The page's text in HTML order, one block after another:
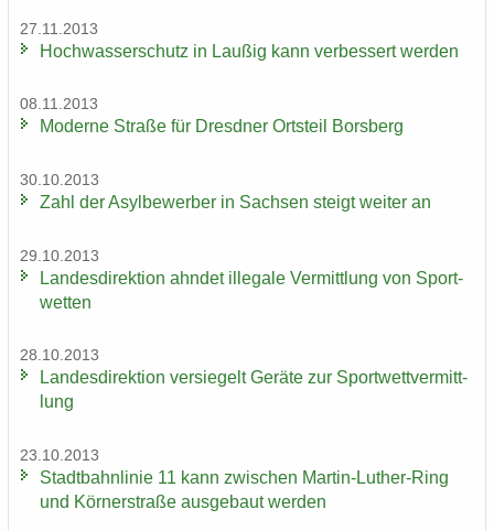
27.11.2013
Hoch­was­ser­schutz in Lau­ßig kann ver­bes­sert wer­den
08.11.2013
Mo­der­ne Stra­ße für Dresd­ner Orts­teil Borsberg
30.10.2013
Zahl der Asyl­be­wer­ber in Sach­sen steigt wei­ter an
29.10.2013
Lan­des­di­rek­ti­on ahn­det il­le­ga­le Ver­mitt­lung von Sport­
wet­ten
28.10.2013
Lan­des­di­rek­ti­on ver­sie­gelt Ge­rä­te zur Sport­wett­ver­mitt­
lung
23.10.2013
Stadt­bahn­li­nie 11 kann zwi­schen Martin-​Luther-Ring
und Körn­er­stra­ße aus­ge­baut wer­den